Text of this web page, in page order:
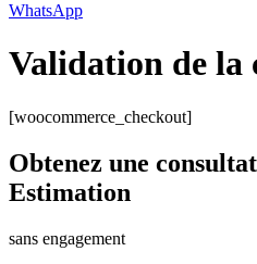
WhatsApp
Validation de la
[woocommerce_checkout]
Obtenez une
Estimation
sans engagement